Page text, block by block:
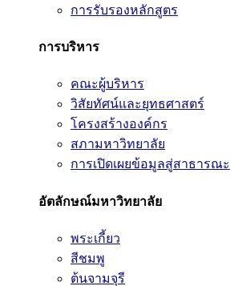
การรับรองหลักสูตร
การบริหาร
คณะผู้บริหาร
วิสัยทัศน์และยุทธศาสตร์
โครงสร้างองค์กร
สภามหาวิทยาลัย
การเปิดเผยข้อมูลสู่สาธารณะ
อัตลักษณ์มหาวิทยาลัย
พระเกี้ยว
สีชมพู
ต้นจามจุรี